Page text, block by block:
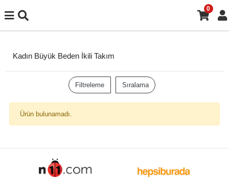
0
Kadın Büyük Beden İkili Takım
Filtreleme Sıralama
Ürün bulunamadı.